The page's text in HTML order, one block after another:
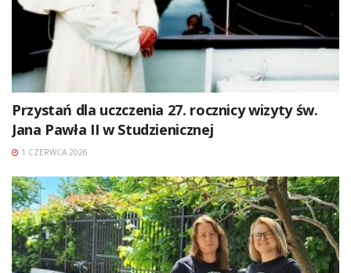
Przystań dla uczczenia 27. rocznicy wizyty św.
Jana Pawła II w Studzienicznej
1 CZERWCA 2026